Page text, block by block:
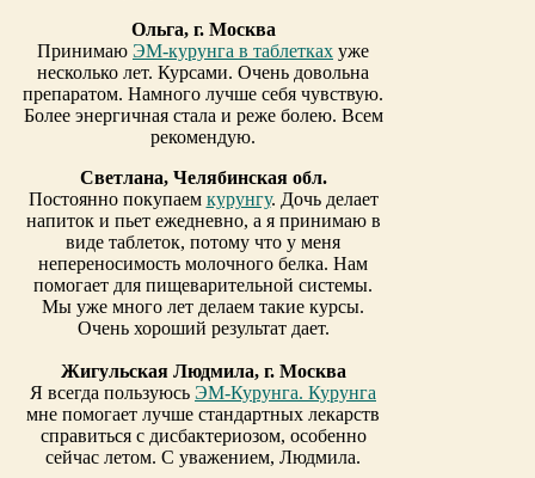
Ольга, г. Москва
Принимаю ЭМ-курунга в таблетках уже
несколько лет. Курсами. Очень довольна
препаратом. Намного лучше себя чувствую.
Более энергичная стала и реже болею. Всем
рекомендую.
Светлана, Челябинская обл.
Постоянно покупаем курунгу. Дочь делает
напиток и пьет ежедневно, а я принимаю в
виде таблеток, потому что у меня
непереносимость молочного белка. Нам
помогает для пищеварительной системы.
Мы уже много лет делаем такие курсы.
Очень хороший результат дает.
Жигульская Людмила, г. Москва
Я всегда пользуюсь ЭМ-Курунга. Курунга
мне помогает лучше стандартных лекарств
справиться с дисбактериозом, особенно
сейчас летом. С уважением, Людмила.